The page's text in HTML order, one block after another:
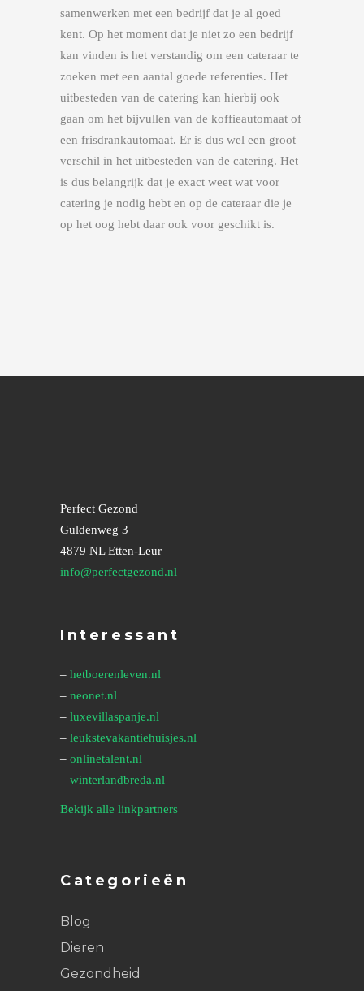
samenwerken met een bedrijf dat je al goed
kent. Op het moment dat je niet zo een bedrijf
kan vinden is het verstandig om een cateraar te
zoeken met een aantal goede referenties. Het
uitbesteden van de catering kan hierbij ook
gaan om het bijvullen van de koffieautomaat of
een frisdrankautomaat. Er is dus wel een groot
verschil in het uitbesteden van de catering. Het
is dus belangrijk dat je exact weet wat voor
catering je nodig hebt en op de cateraar die je
op het oog hebt daar ook voor geschikt is.
Perfect Gezond
Guldenweg 3
4879 NL Etten-Leur
info@perfectgezond.nl
Interessant
– hetboerenleven.nl
– neonet.nl
– luxevillaspanje.nl
– leukstevakantiehuisjes.nl
– onlinetalent.nl
– winterlandbreda.nl
Bekijk alle linkpartners
Categorieën
Blog
Dieren
Gezondheid